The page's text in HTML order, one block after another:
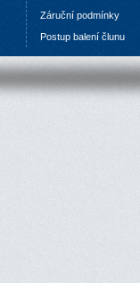
Záruční podmínky
Postup balení člunu